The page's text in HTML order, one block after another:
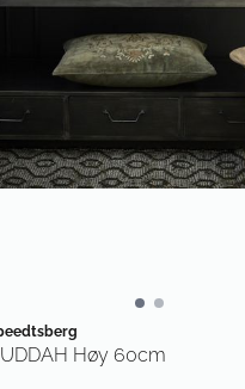
Høy 60cm